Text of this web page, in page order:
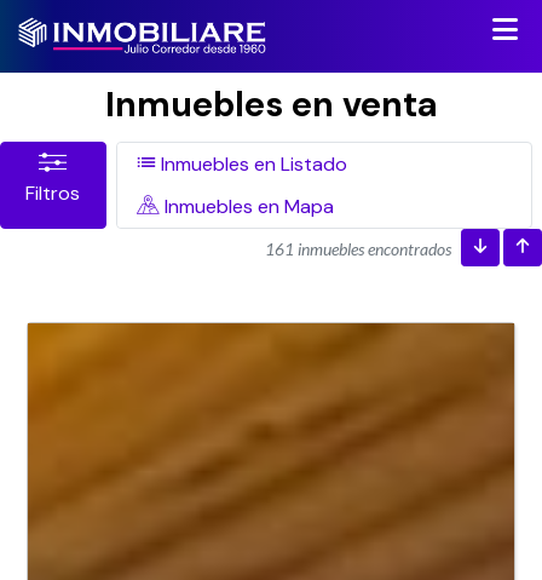
Inmuebles en venta
Filtros
Inmuebles en Listado
Inmuebles en Mapa
161 inmuebles encontrados